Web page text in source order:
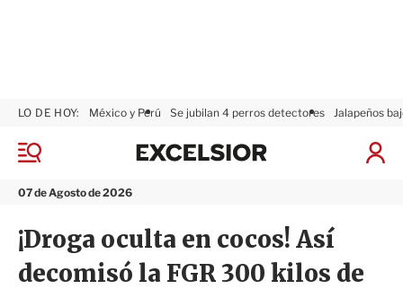
M
n
07 de Agosto de 2026
LO DE HOY: México y Perú Se jubilan 4 perros detectores Jalapeños
I
x
i
o
¡Droga oculta en cocos! Así
decomisó la FGR 300 kilos de